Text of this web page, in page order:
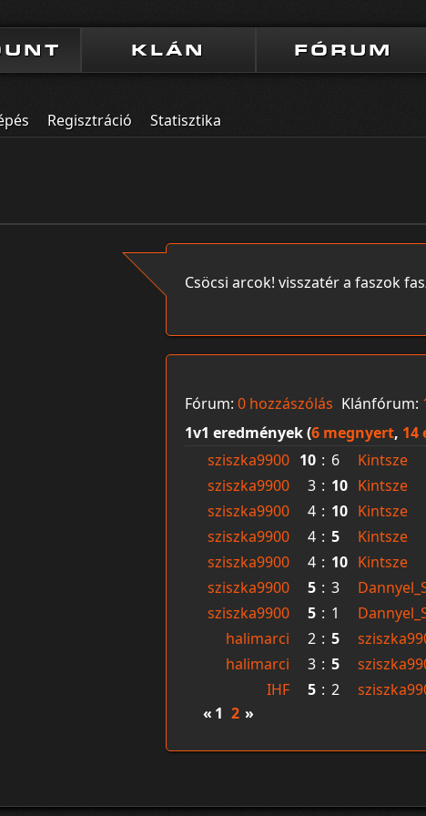
KLÁN FÓRUM
Regisztráció Statisztika
Csöcsi arcok! visszatér a faszok
Fórum: 0 hozzászólás Klánfórum:
1v1 eredmények (6 megnyert, 14
sziszka9900 10 : 6 Kintsze
sziszka9900
3 : 10 Kintsze
sziszka9900
4 : 10 Kintsze
sziszka9900
4 : 5 Kintsze
sziszka9900
4 : 10 Kintsze
sziszka9900
5 : 3
sziszka9900
5 : 1
halimarci
2 : 5
halimarci
3 : 5
IHF
5 : 2
« 1 2 »